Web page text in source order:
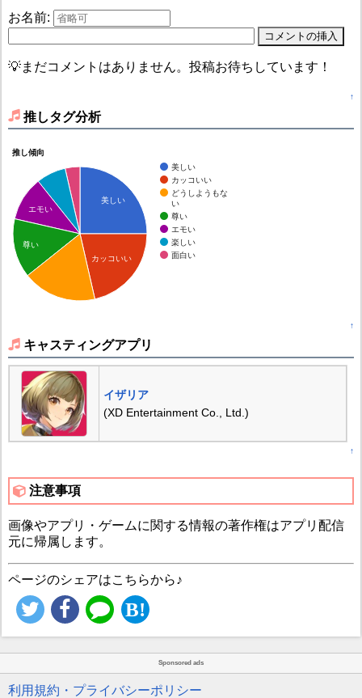
お名前:
💡まだコメントはありません。投稿お待ちしています！
↑
推しタグ分析
推し傾向
美しい
カッコいい
どうしようもな
い
尊い
エモい
楽しい
面白い
美しい
カッコいい
エモい
尊い
↑
キャスティングアプリ
イザリア
(XD Entertainment Co., Ltd.)
↑
注意事項
画像やアプリ・ゲームに関する情報の著作権はアプリ配信
元に帰属します。
ページのシェアはこちらから♪
Sponsored ads
利用規約・プライバシーポリシー